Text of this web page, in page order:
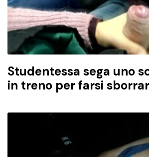
Studentessa sega uno
in treno per farsi